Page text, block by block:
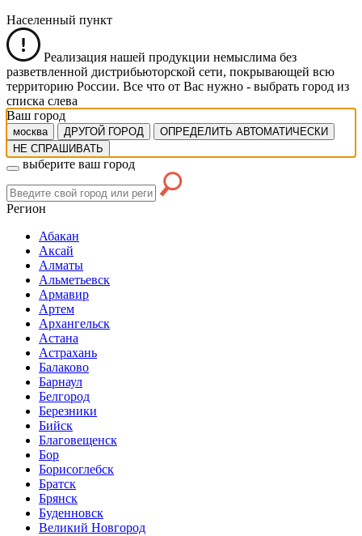
Населенный пункт
Реализация нашей продукции немыслима без
разветвленной дистрибьюторской сети, покрывающей всю
территорию России. Все что от Вас нужно - выбрать город из
списка слева
Ваш город
москва ДРУГОЙ ГОРОД
ОПРЕДЕЛИТЬ АВТОМАТИЧЕСКИ
НЕ СПРАШИВАТЬ
выберите ваш город
Регион
Абакан
Аксай
Алматы
Альметьевск
Армавир
Артем
Архангельск
Астана
Астрахань
Балаково
Барнаул
Белгород
Березники
Бийск
Благовещенск
Бор
Борисоглебск
Братск
Брянск
Буденновск
Великий Новгород